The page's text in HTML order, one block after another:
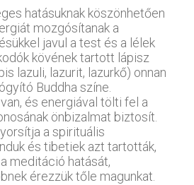
hatásuknak köszönhetően
mozgósítanak a
javul a test és a lélek
kövének tartott lápisz
lazuli, lazurit, lazurkő) onnan
Buddha színe.
és energiával tölti fel a
önbizalmat biztosít.
a spirituális
és tibetiek azt tartották,
meditáció hatását,
érezzük tőle magunkat.